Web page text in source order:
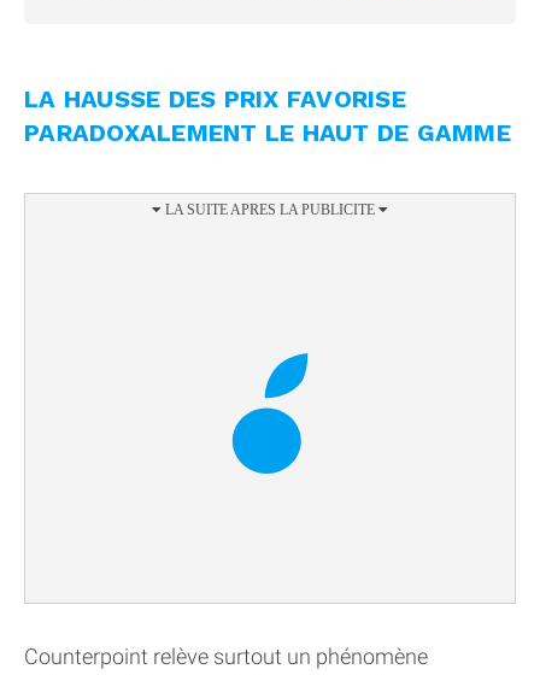
LA HAUSSE DES PRIX FAVORISE
PARADOXALEMENT LE HAUT DE GAMME
Counterpoint relève surtout un phénomène